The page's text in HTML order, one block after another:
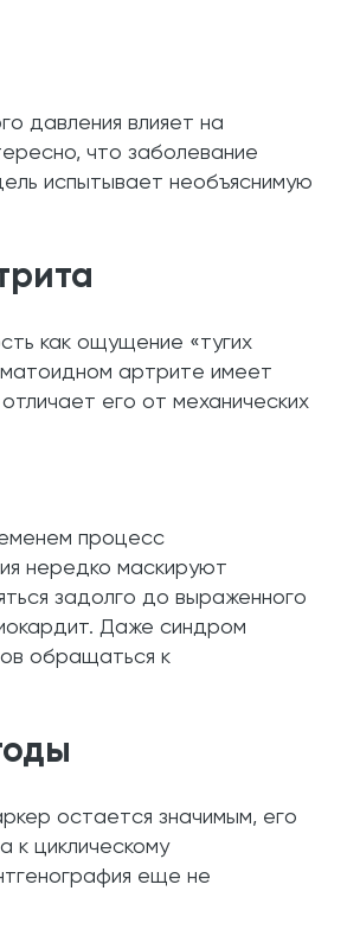
давления влияет на
что заболевание
испытывает необъяснимую
как ощущение «тугих
артрите имеет
его от механических
процесс
нередко маскируют
задолго до выраженного
Даже синдром
обращаться к
остается значимым, его
к циклическому
еще не